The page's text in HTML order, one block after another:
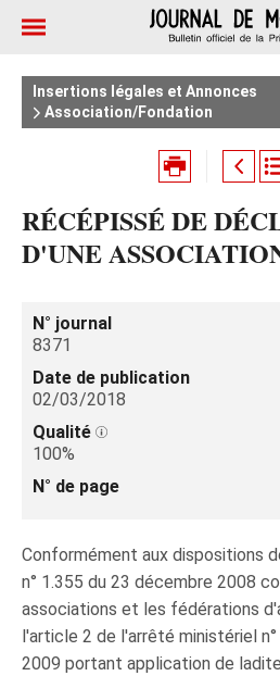
Insertions légales et Annonces
Association/Fondation
RÉCÉPISSÉ DE
D'UNE
N° journal
8371
Date de publication
02/03/2018
Qualité
100%
N° de page
Conformément aux dispositions
n° 1.355 du 23 décembre 2008
associations et les fédérations
l'article 2 de l'arrêté ministériel
2009 portant application de